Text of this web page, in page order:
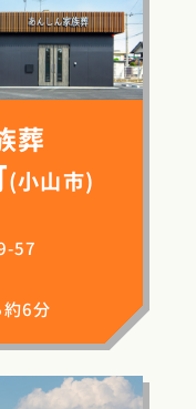
葬
(小山市)
57
6分